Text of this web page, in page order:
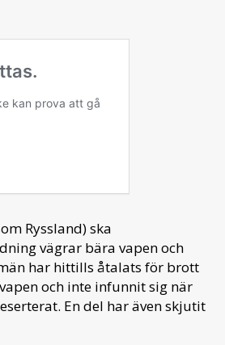
Ryssland) ska
vägrar bära vapen och
har hittills åtalats för brott
och inte infunnit sig när
En del har även skjutit